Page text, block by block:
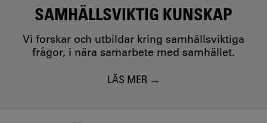
SAMHÄLLSVIKTIG KUNSKAP
Vi forskar och utbildar kring samhällsviktiga
frågor, i nära samarbete med samhället.
LÄS MER